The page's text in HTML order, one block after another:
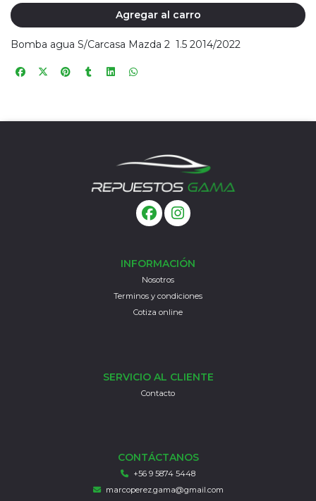
Agregar al carro
Bomba agua S/Carcasa Mazda 2 1.5 2014/2022
INFORMACIÓN
Nosotros
Terminos y condiciones
Cotiza online
SERVICIO AL CLIENTE
Contacto
CONTÁCTANOS
+56 9 5874 5448
marcoperez.gama@gmail.com